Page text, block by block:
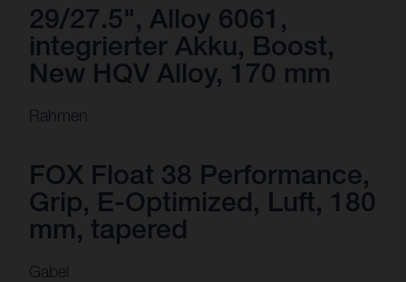
29/27.5", Alloy 6061,
integrierter Akku, Boost,
New HQV Alloy, 170 mm
Rahmen
FOX Float 38 Performance,
Grip, E-Optimized, Luft, 180
mm, tapered
Gabel